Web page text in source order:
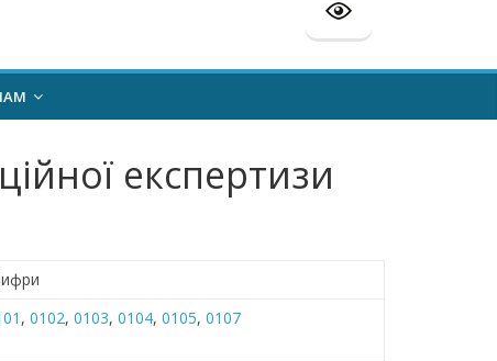
експертизи
, 0102, 0103, 0104, 0105, 0107